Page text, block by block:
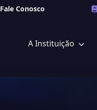
Fale Conosco
A Instituição